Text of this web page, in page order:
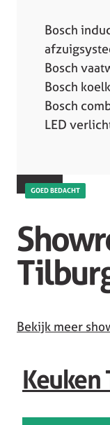
Bosch
Bosch
Bosch
Bosch
LED
GOED BEDACHT
Bekijk meer
Keuken